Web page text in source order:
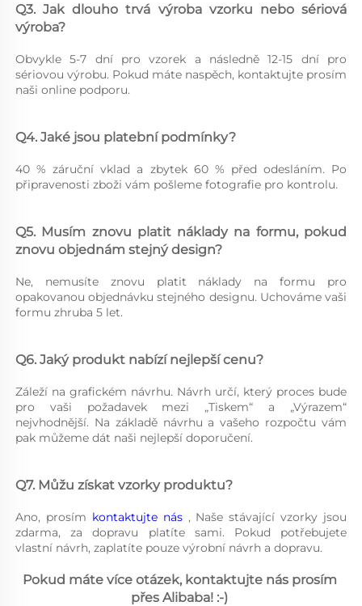
Q3. Jak dlouho trvá výroba vzorku nebo sériová
výroba?
Obvykle 5-7 dní pro vzorek a následně 12-15 dní pro
sériovou výrobu. Pokud máte naspěch, kontaktujte prosím
naši online podporu.
Q4. Jaké jsou platební podmínky?
40 % záruční vklad a zbytek 60 % před odesláním. Po
připravenosti zboži vám pošleme fotografie pro kontrolu.
Q5. Musím znovu platit náklady na formu, pokud
znovu objednám stejný design?
Ne, nemusíte znovu platit náklady na formu pro
opakovanou objednávku stejného designu. Uchováme vaši
formu zhruba 5 let.
Q6. Jaký produkt nabízí nejlepší cenu?
Záleží na grafickém návrhu. Návrh určí, který proces bude
pro vaši požadavek mezi „Tiskem“ a „Výrazem“
nejvhodnější. Na základě návrhu a vašeho rozpočtu vám
pak můžeme dát naši nejlepší doporučení.
Q7. Můžu získat vzorky produktu?
Ano, prosím kontaktujte nás , Naše stávající vzorky jsou
zdarma, za dopravu platíte sami. Pokud potřebujete
vlastní návrh, zaplatíte pouze výrobní návrh a dopravu.
Pokud máte více otázek, kontaktujte nás prosím
přes Alibaba! :-)